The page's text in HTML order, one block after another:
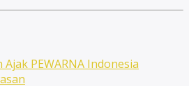
PEWARNA Indonesia